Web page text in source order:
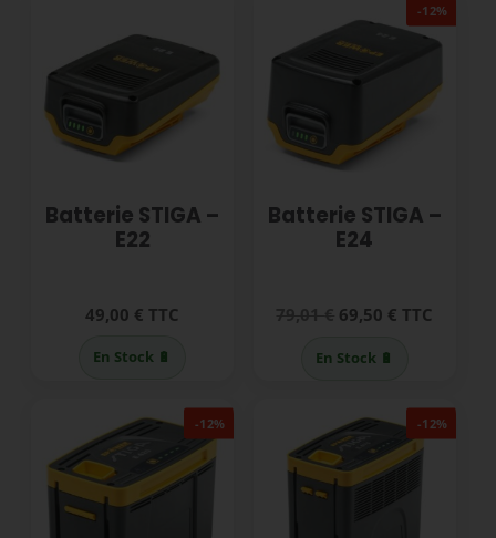
Batterie STIGA –
E22
49,00 € TTC
En Stock 🔋
-12%
Batterie STIGA –
E24
Le
initial
79,01 €.
69,50 € Le
69,50 €.
TTC
En Stock 🔋
-12% -12%